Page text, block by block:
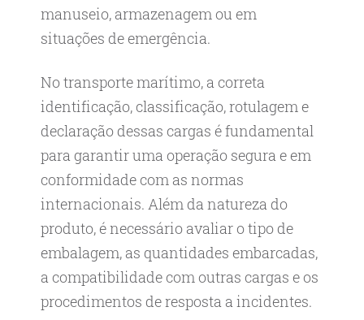
manuseio, armazenagem ou em
situações de emergência.
No transporte marítimo, a correta
identificação, classificação, rotulagem e
declaração dessas cargas é fundamental
para garantir uma operação segura e em
conformidade com as normas
internacionais. Além da natureza do
produto, é necessário avaliar o tipo de
embalagem, as quantidades embarcadas,
a compatibilidade com outras cargas e os
procedimentos de resposta a incidentes.